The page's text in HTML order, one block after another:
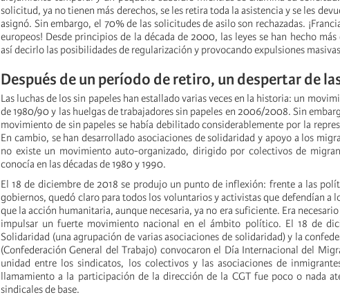
solicitud, ya no tienen más derechos, se les retira toda la asistencia y se les
asignó. Sin embargo, el 70% de las solicitudes de asilo son rechazadas.
europeos! Desde principios de la década de 2000, las leyes se han hecho
así decirlo las posibilidades de regularización y provocando expulsiones
Después de un período de retiro, un despertar de
Las luchas de los sin papeles han estallado varias veces en la historia: un
de 1980/90 y las huelgas de trabajadores sin papeles en 2006/2008. Sin
movimiento de sin papeles se había debilitado considerablemente por la
En cambio, se han desarrollado asociaciones de solidaridad y apoyo a los
no existe un movimiento auto-organizado, dirigido por colectivos de
conocía en las décadas de 1980 y 1990.
El 18 de diciembre de 2018 se produjo un punto de inflexión: frente a las
gobiernos, quedó claro para todos los voluntarios y activistas que defendían a
que la acción humanitaria, aunque necesaria, ya no era suficiente. Era
impulsar un fuerte movimiento nacional en el ámbito político. El 18 de
Solidaridad (una agrupación de varias asociaciones de solidaridad) y la
(Confederación General del Trabajo) convocaron el Día Internacional del
unidad entre los sindicatos, los colectivos y las asociaciones de
llamamiento a la participación de la dirección de la CGT fue poco o nada
sindicales de base.